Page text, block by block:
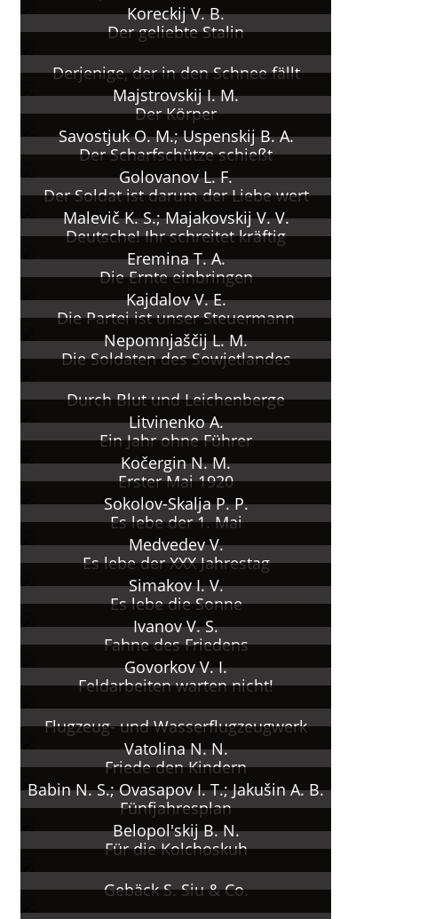
Koreckij V. B.
Der geliebte Stalin
Derjenige, der in den Schnee fällt
Majstrovskij I. M.
Der Körper
Savostjuk O. M.; Uspenskij B. A.
Der Scharfschütze schießt
Golovanov L. F.
Der Soldat ist darum der Liebe wert
Malevič K. S.; Majakovskij V. V.
Deutsche! Ihr schreitet kräftig
Eremina T. A.
Die Ernte einbringen
Kajdalov V. E.
Die Partei ist unser Steuermann
Nepomnjaščij L. M.
Die Soldaten des Sowjetlandes
Durch Blut und Leichenberge
Litvinenko A.
Ein Jahr ohne Führer
Kočergin N. M.
Erster Mai 1920
Sokolov-Skalja P. P.
Es lebe der 1. Mai
Medvedev V.
Es lebe der XXX Jahrestag
Simakov I. V.
Es lebe die Sonne
Ivanov V. S.
Fahne des Friedens
Govorkov V. I.
Feldarbeiten warten nicht!
Flugzeug- und Wasserflugzeugwerk
Vatolina N. N.
Friede den Kindern
Babin N. S.; Ovasapov I. T.; Jakušin A. B.
Fünfjahresplan
Belopol'skij B. N.
Für die Kolchoskuh
Gebäck S. Siu & Co.